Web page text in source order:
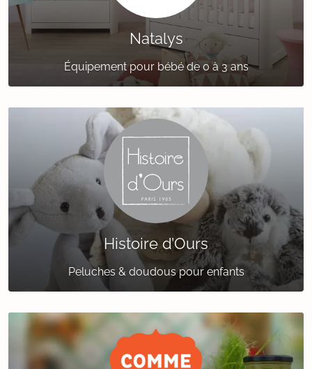
Natalys
Équipement pour bébé de 0 à 3 ans‎
Histoire d’Ours
Peluches & doudous pour enfants